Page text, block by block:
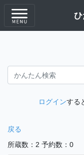
ログインする
戻る
所蔵数：2 予約数：0